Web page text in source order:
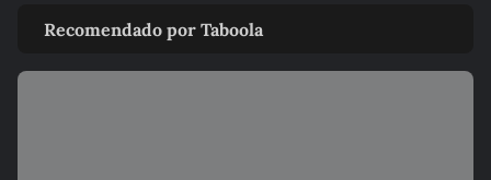
Civil alerta para ressaca e...
EDUCAÇÃO
Recomendado por Taboola